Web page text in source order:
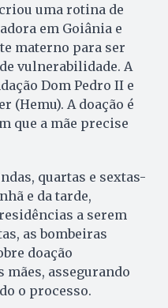
uma rotina de
em Goiânia e
materno para ser
vulnerabilidade. A
Dom Pedro II e
(Hemu). A doação é
que a mãe precise
quartas e sextas-
e da tarde,
a serem
as bombeiras
doação
mães, assegurando
o processo.